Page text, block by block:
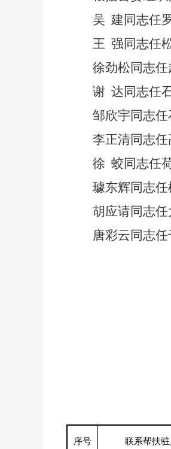
吴 建同志任
王 强同志任
徐劲松同志任
谢 达同志任
邹欣宇同志任
李正清同志任
徐 蛟同志任
璩东辉同志任
胡应请同志任
唐彩云同志任
序号 联系帮扶